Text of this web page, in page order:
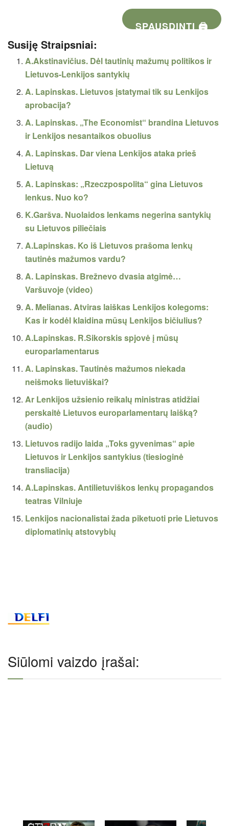
SPAUSDINTI 🖨
Susiję Straipsniai:
A.Akstinavičius. Dėl tautinių mažumų politikos ir
Lietuvos-Lenkijos santykių
A. Lapinskas. Lietuvos įstatymai tik su Lenkijos
aprobacija?
A. Lapinskas. „The Economist“ brandina Lietuvos
ir Lenkijos nesantaikos obuolius
A. Lapinskas. Dar viena Lenkijos ataka prieš
Lietuvą
A. Lapinskas: „Rzeczpospolita“ gina Lietuvos
lenkus. Nuo ko?
K.Garšva. Nuolaidos lenkams negerina santykių
su Lietuvos piliečiais
A.Lapinskas. Ko iš Lietuvos prašoma lenkų
tautinės mažumos vardu?
A. Lapinskas. Brežnevo dvasia atgimė…
Varšuvoje (video)
A. Melianas. Atviras laiškas Lenkijos kolegoms:
Kas ir kodėl klaidina mūsų Lenkijos bičiulius?
A.Lapinskas. R.Sikorskis spjovė į mūsų
europarlamentarus
A. Lapinskas. Tautinės mažumos niekada
neišmoks lietuviškai?
Ar Lenkijos užsienio reikalų ministras atidžiai
perskaitė Lietuvos europarlamentarų laišką?
(audio)
Lietuvos radijo laida „Toks gyvenimas“ apie
Lietuvos ir Lenkijos santykius (tiesioginė
transliacija)
A.Lapinskas. Antilietuviškos lenkų propagandos
teatras Vilniuje
Lenkijos nacionalistai žada piketuoti prie Lietuvos
diplomatinių atstovybių
Siūlomi vaizdo įrašai: